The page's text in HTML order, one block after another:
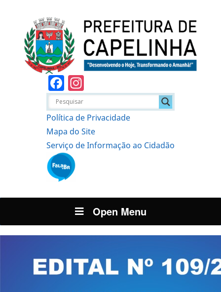
Facebook
Política de Privacidade
Mapa do Site
Serviço de Informação ao Cidadão
Open Menu